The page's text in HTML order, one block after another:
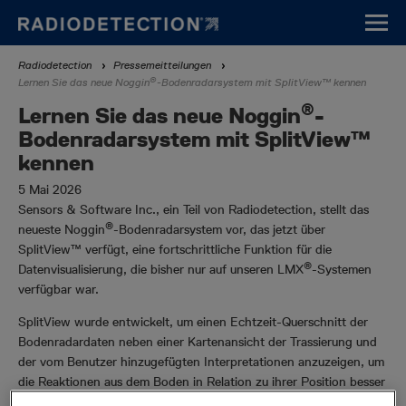
zum
Inhalt
Breadcrumb
Radiodetection
Pressemeitteilungen
Lernen Sie das neue Noggin®-Bodenradarsystem mit SplitView™ kennen
Lernen Sie das neue Noggin®-
Bodenradarsystem mit SplitView™
kennen
5 Mai 2026
Sensors & Software Inc., ein Teil von Radiodetection, stellt das
neueste Noggin®-Bodenradarsystem vor, das jetzt über
SplitView™ verfügt, eine fortschrittliche Funktion für die
Datenvisualisierung, die bisher nur auf unseren LMX®-Systemen
verfügbar war.
SplitView wurde entwickelt, um einen Echtzeit-Querschnitt der
Bodenradardaten neben einer Kartenansicht der Trassierung und
der vom Benutzer hinzugefügten Interpretationen anzuzeigen, um
die Reaktionen aus dem Boden in Relation zu ihrer Position besser